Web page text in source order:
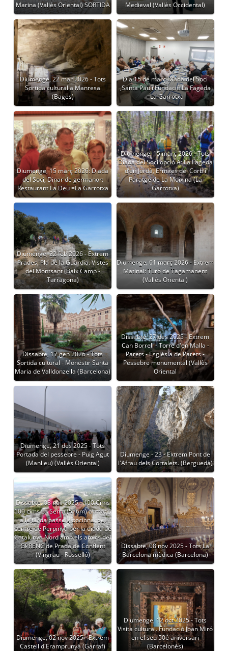
Marina (Vallès Oriental) SORTIDA
Medieval (Vallès Occidental)
Diumenge, 22 mar 2026 - Tots
Sortida cultural a Manresa
(Bages)
Dia 15 de març Diada del Soci
,Santa Pau i Fundació La Fageda
=La Garrotxa
Diumenge, 15 març 2026: Diada
del Soci, Dinar de germanor:
Restaurant La Deu =La Garrotxa
Diumenge, 15 març 2026 - Tots
Diada del Soci opció A: La Fageda
d’en Jordà, Ermites del Corb i
Paratge de La Moixina (La
Garrotxa)
Diumenge, 22 feb 2026 - Extrem
Prades, Pla de la Guàrdia. Vistes
del Montsant (Baix Camp -
Tarragona)
Diumenge, 01 març 2026 - Extrem
Matinal: Turó de Tagamanent
(Vallès Oriental)
Dissabte, 17 gen 2026 - Tots
Sortida cultural - Monestir Santa
Maria de Valldonzella (Barcelona)
Dissabte, 27 des 2025 - Extrem
Can Borrell - Torre d'en Malla -
Parets - Església de Parets -
Pessebre monumental (Vallès
Oriental
Diumenge, 21 des 2025 - Tots
Portada del pessebre - Puig Agut
(Manlleu) (Vallès Oriental)
Diumenge - 23 - Extrem Pont de
l'Afrau dels Cortalets. (Berguedà)
Dissabte, 08 nov 2025 - 100 Cims
100 cims La Serra (576m) al matí i
a la tarda passeig opcional pel
centre de Perpinyà per la diada de
Catalunya Nord amb els amics del
GPRENC de Prada de Conflent
(Vingrau - Rosselló)
Dissabte, 08 nov 2025 - Tots La
Barcelona mèdica (Barcelona)
Diumenge, 02 nov 2025 - Extrem
Castell d'Eramprunyà (Garraf)
Diumenge, 12 oct 2025 - Tots
Visita cultural. Fundació Joan Miró
en el seu 50é aniversari
(Barcelonès)